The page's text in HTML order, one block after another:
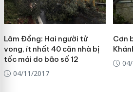
Lâm Đồng: Hai người tử
vong, ít nhất 40 căn nhà bị
tốc mái do bão số 12
04/11/2017
Cơn